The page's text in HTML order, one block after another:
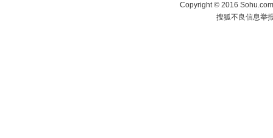
Copyright©2016
搜狐不良信息举